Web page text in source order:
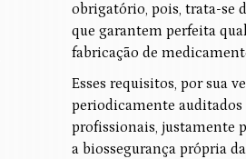
obrigatório, pois, trata-se
que garantem perfeita
fabricação de
Esses requisitos, por sua
periodicamente auditados
profissionais, justamente
a biossegurança própria